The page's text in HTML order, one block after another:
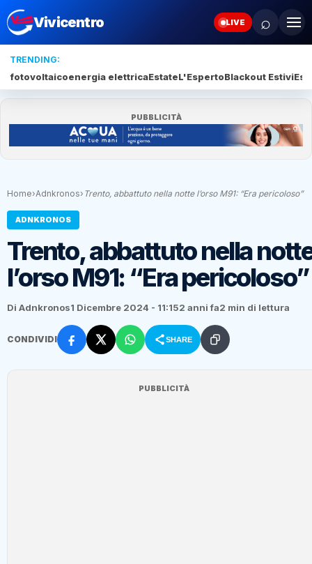
Vivicentro LIVE ⌕
TRENDING:
fotovoltaicoenergia elettricaEstateL'EspertoBlackout Estivi
PUBBLICITÀ
Home›Adnkronos› Trento, abbattuto nella notte l’orso M91: “Era pericoloso”
ADNKRONOS
Trento, abbattuto nella
l’orso M91: “Era pericoloso”
Di Adnkronos1 Dicembre 2024 - 11:152 anni fa2 min di lettura
CONDIVIDI SHARE
PUBBLICITÀ